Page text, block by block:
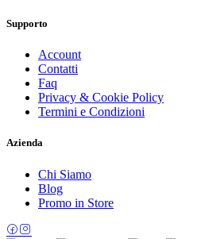
Supporto
Account
Contatti
Faq
Privacy & Cookie Policy
Termini e Condizioni
Azienda
Chi Siamo
Blog
Promo in Store